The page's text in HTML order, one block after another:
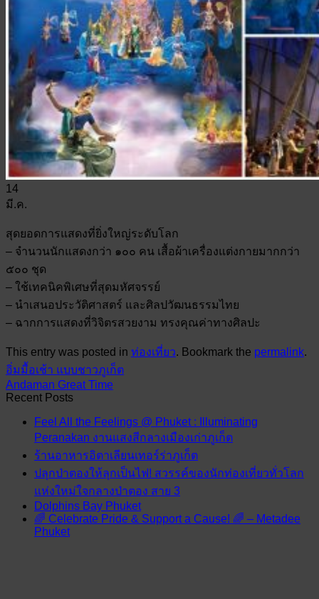
14
มี.ค.
สุดยอดการแสดงที่ยิ่งใหญ่ระดับโลก
– จำนวนนักแสดงกว่า ๑๐๐ คน เสื้อผ้าเครื่องแต่งกายมากกว่า
๕๐๐ ชุด
– ใช้เทคนิคพิเศษที่สุดมหัศจรรย์
– นำเสนอประวัติศาสตร์ และศิลปวัฒนธรรมไทย
– ฉากการแสดงที่วิจิตรสวยงาม ทรงคุณค่าทางศิลปะ
This entry was posted in ท่องเที่ยว. Bookmark the permalink.
อิ่มมื้อเช้า แบบชาวภูเก็ต
Andaman Great Time
Recent Posts
Feel All the Feelings @ Phuket : Illuminating
Peranakan งานแสงสีกลางเมืองเก่าภูเก็ต
ร้านอาหารอิตาเลียนเทอร์ร่าภูเก็ต
ปลุกป่าตองให้ลุกเป็นไฟ! สวรรค์ของนักท่องเที่ยวทั่วโลก
แห่งใหม่ใจกลางป่าตอง สาย 3
Dolphins Bay Phuket
🌈 Celebrate Pride & Support a Cause! 🌈 – Metadee
Phuket